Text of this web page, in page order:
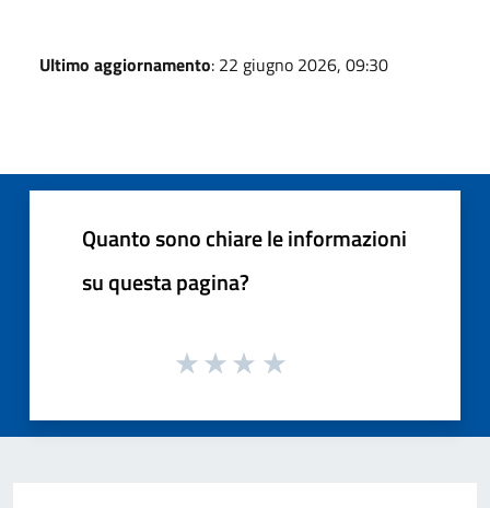
Ultimo aggiornamento: 22 giugno 2026, 09:30
Quanto sono chiare le informazioni
su questa pagina?